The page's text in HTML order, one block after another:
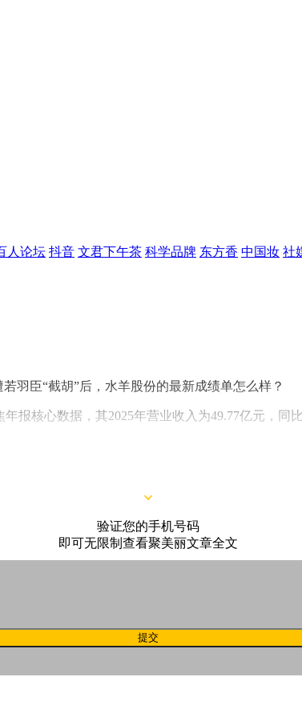
人论坛 抖音 文君下午茶 科学品牌 东方香 中国妆 社
若羽臣“截胡”后，水羊股份的最新成绩单怎么样？
报核心数据，其2025年营业收入为49.77亿元，
验证您的手机号码
即可无限制查看聚美丽文章全文
提交